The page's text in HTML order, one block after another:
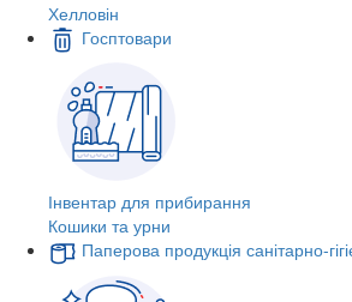
Хелловін
Госптовари
Інвентар для прибирання
Кошики та урни
Паперова продукція санітарно-